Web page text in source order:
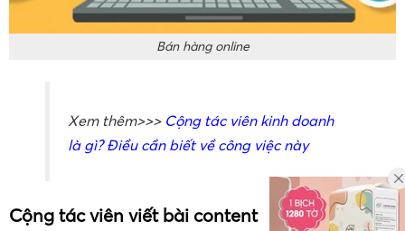
Bán hàng online
Xem thêm>>> Cộng tác viên kinh doanh
là gì? Điều cần biết về công việc này
Cộng tác viên viết bài content